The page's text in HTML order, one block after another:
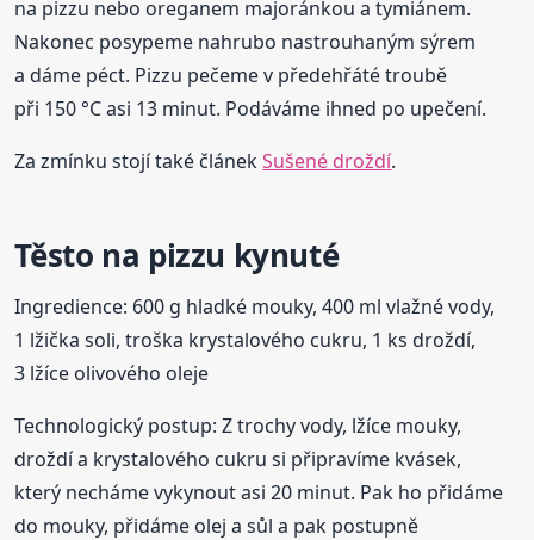
na pizzu nebo oreganem majoránkou a tymiánem.
Nakonec posypeme nahrubo nastrouhaným sýrem
a dáme péct. Pizzu pečeme v předehřáté troubě
při 150 °C asi 13 minut. Podáváme ihned po upečení.
Za zmínku stojí také článekSušené droždí.
Těsto na pizzu kynuté
Ingredience: 600 g hladké mouky, 400 ml vlažné vody,
1 lžička soli, troška krystalového cukru, 1 ks droždí,
3 lžíce olivového oleje
Technologický postup: Z trochy vody, lžíce mouky,
droždí a krystalového cukru si připravíme kvásek,
který necháme vykynout asi 20 minut. Pak ho přidáme
do mouky, přidáme olej a sůl a pak postupně